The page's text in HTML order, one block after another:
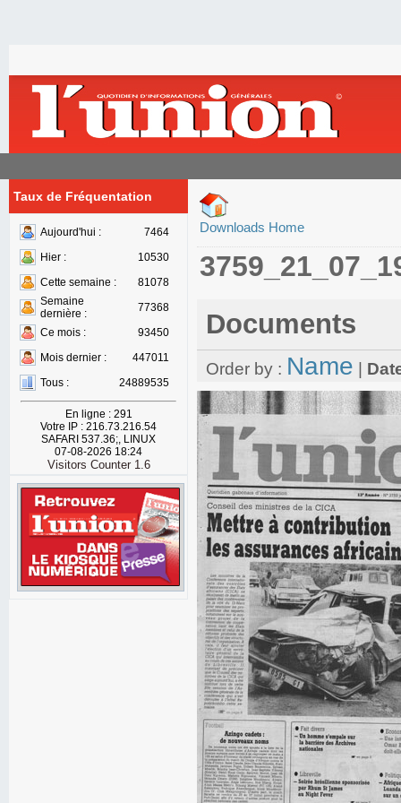
Taux de Fréquentation
Aujourd'hui :
7464
Hier :
10530
Cette semaine :
81078
Semaine
dernière :
77368
Ce mois :
93450
Mois dernier :
447011
Tous :
24889535
En ligne : 291
Votre IP : 216.73.216.54
SAFARI 537.36;, LINUX
07-08-2026 18:24
Visitors Counter 1.6
Downloads Home
Documents
Order by : Name